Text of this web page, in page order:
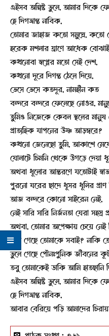
এইসব অন্বিষ্ট ভুলে, আমার দিকে
হে দিগভ্রান্ত নাবিক,
তোমার জাহাজ কতো সমুদ্রে, কতো
হরেক মশলার ঘ্রাণে আধেক
কখনোবা স্বপ্নের মতো সেই দেশ,
কখনো দূরে দিগন্ত ঠেলে দিয়ে,
ভেসে ভেসে কতদূর, নামহীন কত
বন্দরে বন্দরে ফেলেছে নোঙর,
তুমিও নিজেকে কেবল স্থলের মানুষ
প্রাত্যহিক যাপনের উষ্ণ আড়ম্বরে?
কখনো জেনেছো তুমি, আকাশে
ঘোলাটে চিমনি থেকে উগড়ে দেয়া
অথবা ধূলোর আস্তরণে যতোটাই
পুরনো ঘরের ছাদে ধূসর ধূলির
আজ বন্দরে কোনো সাইরেন নেই,
নেই সারি সারি নির্জনতা ঘেরা সহস্র
অথবা, তোমার অপেক্ষায় চেয়ে
ভুলে গেছে তোমাকে সবাই? নাকি
ভুলে গেছে পৌনঃপুনিক জীবনের
তবু তোমাকেই ডাকি আমি হাতছানি
এইসব অন্বিষ্ট ভুলে, আমার দিকে
হে দিগভ্রান্ত নাবিক,
আবার বেরিয়ে পড়ি আমাদের